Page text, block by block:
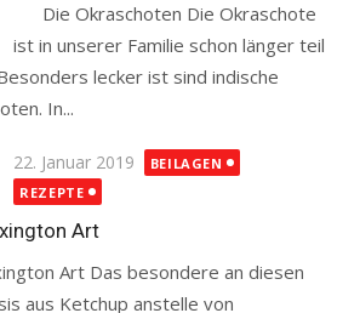
Die Okraschoten Die Okraschote
ist in unserer Familie schon länger teil
lecker ist sind indische
In...
Posted
on
22. Januar 2019
BEILAGEN
REZEPTE
Art
Art Das besondere an diesen
aus Ketchup anstelle von